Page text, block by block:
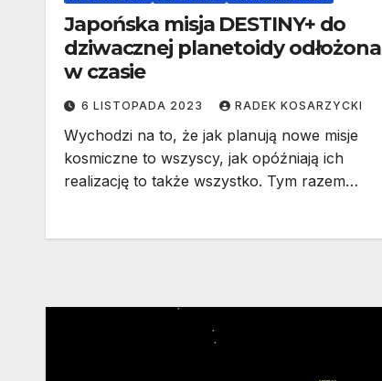
Japońska misja DESTINY+ do
dziwacznej planetoidy odłożona
w czasie
6 LISTOPADA 2023 RADEK KOSARZYCKI
Wychodzi na to, że jak planują nowe misje
kosmiczne to wszyscy, jak opóźniają ich
realizację to także wszystko. Tym razem…